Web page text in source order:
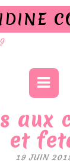
aux
et
19 JUIN